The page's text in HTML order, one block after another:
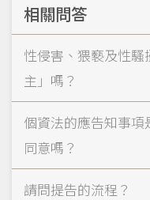
相關問答
性侵害、猥褻及性
主」嗎？
個資法的應告知事
同意嗎？
請問提告的流程？